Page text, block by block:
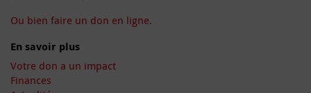
Ou bien faire un don en ligne.
En savoir plus
Votre don a un impact
Finances